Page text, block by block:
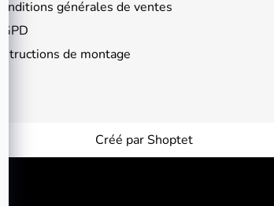
Conditions générales de ventes
RGPD
Instructions de montage
Créé par Shoptet